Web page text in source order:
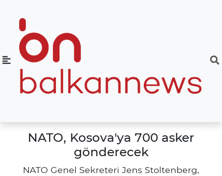
NATO, Kosova'ya 700 asker
gönderecek
NATO Genel Sekreteri Jens Stoltenberg,